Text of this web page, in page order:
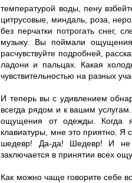
температурой воды, пену
цитрусовые, миндаль, роза,
без перчатки потрогать снег,
музыку. Вы поймали
расчувствуйте подробней,
ладони и пальцах. Какая
чувствительностью на разных
И теперь вы с удивлением
всегда рядом и к вашим
ощущения от одежды. Когда
клавиатуры, мне это приятно. Я
шедевр! Да-да! Шедевр! И не
заключается в принятии всех
Как можно чаще говорите себе